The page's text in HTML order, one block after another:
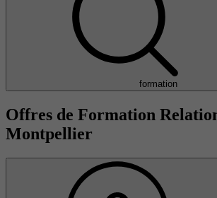
formation
Offres de Formation
Montpellier